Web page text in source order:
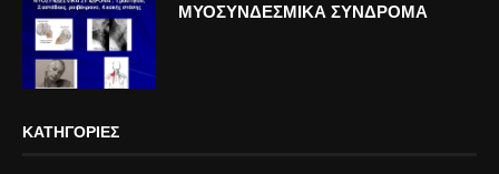
ΜΥΟΣΥΝΔΕΣΜΙΚΑ ΣΥΝΔΡΟΜΑ
ΚΑΤΗΓΟΡΊΕΣ